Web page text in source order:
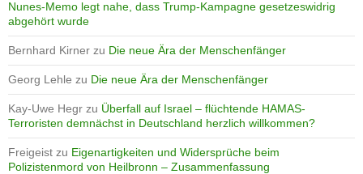
Nunes-Memo legt nahe, dass Trump-Kampagne gesetzeswidrig
abgehört wurde
Bernhard Kirner zu Die neue Ära der Menschenfänger
Georg Lehle zu Die neue Ära der Menschenfänger
Kay-Uwe Hegr zu Überfall auf Israel – flüchtende HAMAS-
Terroristen demnächst in Deutschland herzlich willkommen?
Freigeist zu Eigenartigkeiten und Widersprüche beim
Polizistenmord von Heilbronn – Zusammenfassung